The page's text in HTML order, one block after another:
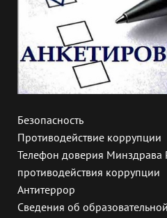
Безопасность
Противодействие коррупции
Телефон доверия Минздрава
противодействия коррупции
Антитеррор
Сведения об